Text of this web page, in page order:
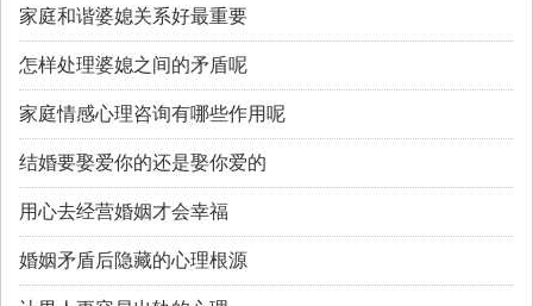
家庭和谐婆媳关系好最重要
怎样处理婆媳之间的矛盾呢
家庭情感心理咨询有哪些作用呢
结婚要娶爱你的还是娶你爱的
用心去经营婚姻才会幸福
婚姻矛盾后隐藏的心理根源